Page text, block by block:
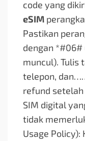
code yang
eSIM
Pastikan
dengan *#06#
muncul). Tulis
telepon, dan…
refund setelah
SIM digital
tidak
Usage